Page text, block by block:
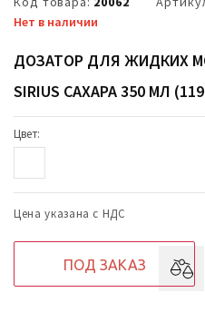
Нет в наличии
ДОЗАТОР ДЛЯ ЖИДКИХ
SIRIUS САХАРА 350 МЛ
Цвет:
Цена указана с НДС
ПОД ЗАКАЗ